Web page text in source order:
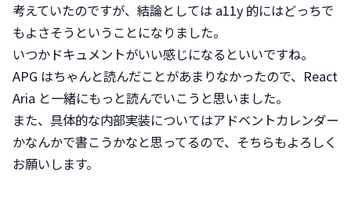
考えていたのですが、結論としては a11y 的にはどっちで
もよさそうということになりました。
いつかドキュメントがいい感じになるといいですね。
APG はちゃんと読んだことがあまりなかったので、React
Aria と一緒にもっと読んでいこうと思いました。
また、具体的な内部実装についてはアドベントカレンダー
かなんかで書こうかなと思ってるので、そちらもよろしく
お願いします。